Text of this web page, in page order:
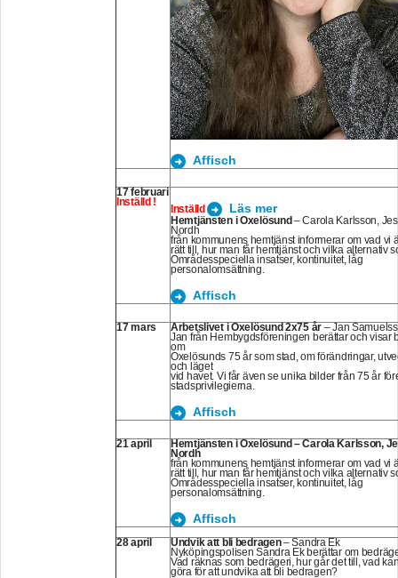
Affisch
17 februari
Inställd !
Inställd Läs mer
Hemtjänsten i Oxelösund – Carola Karlsson,
Nordh
från kommunens hemtjänst informerar om vad vi
rätt till, hur man får hemtjänst och vilka alternativ
Områdesspeciella insatser, kontinuitet, låg
personalomsättning.
Affisch
17 mars Arbetslivet i Oxelösund 2x75 år – Jan
Jan från Hembygdsföreningen berättar och visar
om
Oxelösunds 75 år som stad, om förändringar,
och läget
vid havet. Vi får även se unika bilder från 75 år
stadsprivilegierna.
Affisch
21 april
Hemtjänsten i Oxelösund – Carola Karlsson,
Nordh
från kommunens hemtjänst informerar om vad vi
rätt till, hur man får hemtjänst och vilka alternativ
Områdesspeciella insatser, kontinuitet, låg
personalomsättning.
Affisch
28 april Undvik att bli bedragen– Sandra Ek
Nyköpingspolisen Sandra Ek berättar om
Vad räknas som bedrägeri, hur går det till, vad
göra för att undvika att bli bedragen?